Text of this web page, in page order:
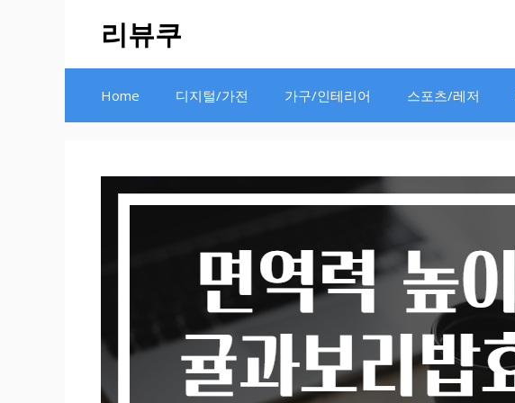
리뷰쿠
Home 디지털/가전 가구/인테리어 스포츠/레저